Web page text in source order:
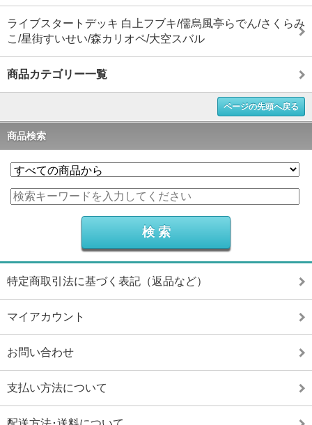
ライブスタートデッキ 白上フブキ/儒烏風亭らでん/さくらみ
こ/星街すいせい/森カリオペ/大空スバル
商品カテゴリー一覧
ページの先頭へ戻る
商品検索
特定商取引法に基づく表記（返品など）
マイアカウント
お問い合わせ
支払い方法について